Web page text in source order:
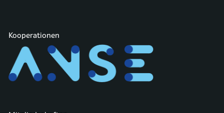
Kooperationen